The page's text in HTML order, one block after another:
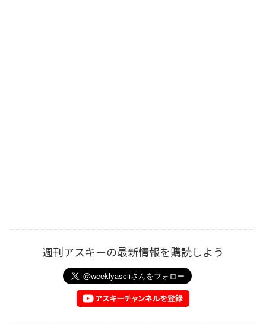
週刊アスキーの最新情報を購読しよう